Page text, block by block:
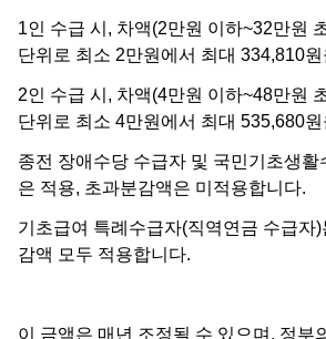
1인 수급 시, 차액(2만원 이하~32만원
단위로 최소 2만원에서 최대 334,810
2인 수급 시, 차액(4만원 이하~48만원
단위로 최소 4만원에서 최대 535,680
종전 장애수당 수급자 및 국민기초생활
은 적용, 초과분감액은 미적용합니다.
기초급여 특례수급자(직역연금 수급자
감액 모두 적용합니다.
이 금액은 매년 조정될 수 있으며, 정부